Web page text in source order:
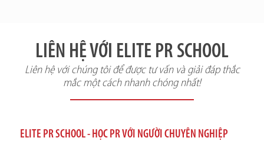
LIÊN HỆ VỚI ELITE PR SCHOOL
Liên hệ với chúng tôi để được tư vấn và giải đáp thắc
mắc một cách nhanh chóng nhất!
ELITE PR SCHOOL - HỌC PR VỚI NGƯỜI CHUYÊN NGHIỆP